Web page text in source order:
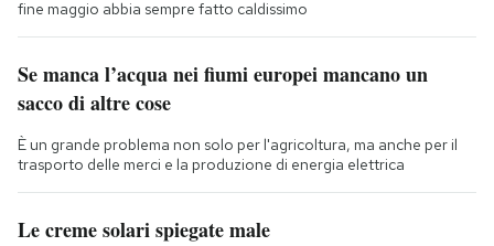
fine maggio abbia sempre fatto caldissimo
Se manca l’acqua nei fiumi europei mancano un
sacco di altre cose
È un grande problema non solo per l'agricoltura, ma anche per il
trasporto delle merci e la produzione di energia elettrica
Le creme solari spiegate male